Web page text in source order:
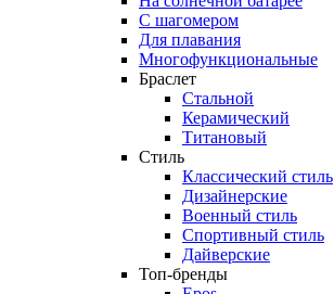
С шагомером
Для плавания
Многофункциональные
Браслет
Стальной
Керамический
Титановый
Стиль
Классический стиль
Дизайнерские
Военный стиль
Спортивный стиль
Дайверские
Топ-бренды